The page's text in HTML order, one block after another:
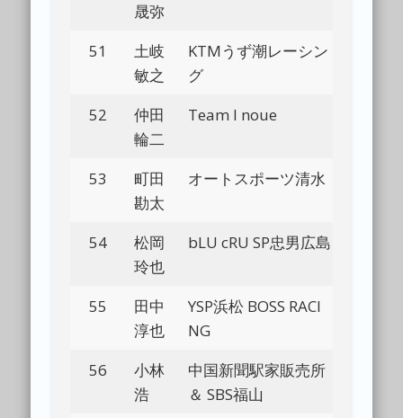
晟弥
51
土岐
敏之
KTMうず潮レーシン
グ
52
仲田
輪二
Team I noue
53
町田
勘太
オートスポーツ清水
54
松岡
玲也
bLU cRU SP忠男広島
55
田中
淳也
YSP浜松 BOSS RACI
NG
56
小林
浩
中国新聞駅家販売所
＆ SBS福山